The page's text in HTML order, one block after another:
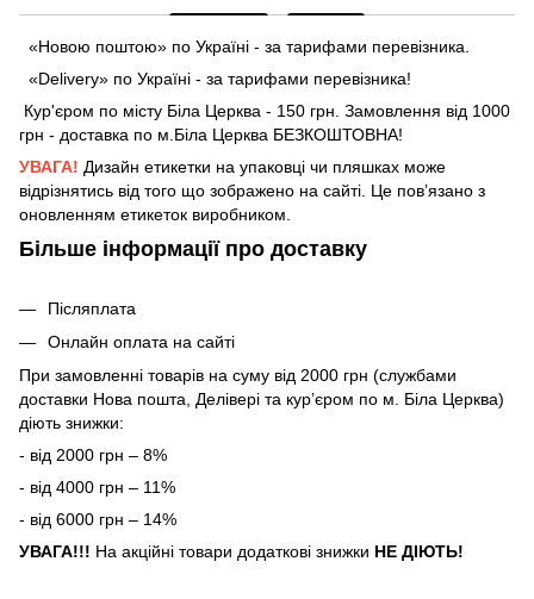
«Новою поштою» по Україні - за тарифами перевізника.
«Delivery» по Україні - за тарифами перевізника!
Кур'єром по місту Біла Церква - 150 грн. Замовлення від 1000
грн - доставка по м.Біла Церква БЕЗКОШТОВНА!
УВАГА! Дизайн етикетки на упаковці чи пляшках може
відрізнятись від того що зображено на сайті. Це пов’язано з
оновленням етикеток виробником.
Більше інформації про доставку
Післяплата
Онлайн оплата на сайті
При замовленні товарів на суму від 2000 грн (службами
доставки Нова пошта, Делівері та кур’єром по м. Біла Церква)
діють знижки:
- від 2000 грн – 8%
- від 4000 грн – 11%
- від 6000 грн – 14%
УВАГА!!! На акційні товари додаткові знижки НЕ ДІЮТЬ!